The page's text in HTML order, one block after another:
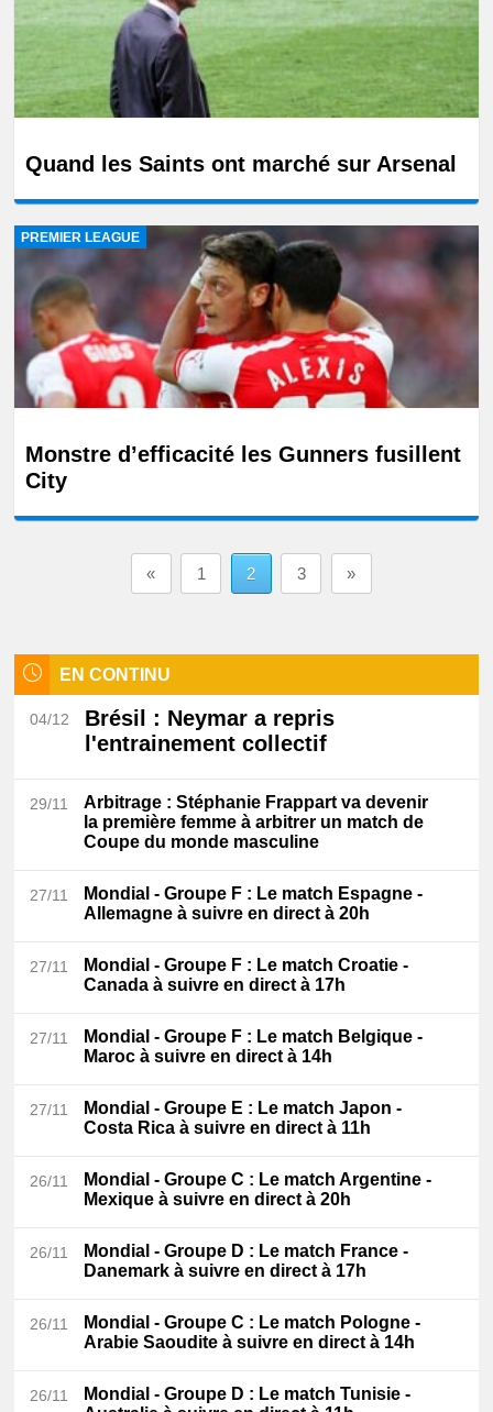
Quand les Saints ont marché sur Arsenal
Monstre d’efficacité les Gunners fusillent
City
PREMIER LEAGUE
« 1 2 3 »
EN CONTINU
04/12 Brésil
: Neymar a repris
l'entrainement collectif
29/11 Arbitrage : Stéphanie Frappart va devenir
la première femme à arbitrer un match de
Coupe du monde masculine
27/11 Mondial - Groupe F : Le match Espagne -
Allemagne à suivre en direct à 20h
27/11 Mondial - Groupe F : Le match Croatie -
Canada à suivre en direct à 17h
27/11 Mondial - Groupe F : Le match Belgique -
Maroc à suivre en direct à 14h
27/11 Mondial - Groupe E : Le match Japon -
Costa Rica à suivre en direct à 11h
26/11 Mondial - Groupe C : Le match Argentine -
Mexique à suivre en direct à 20h
26/11 Mondial - Groupe D : Le match France -
Danemark à suivre en direct à 17h
26/11 Mondial - Groupe C : Le match Pologne -
Arabie Saoudite à suivre en direct à 14h
26/11 Mondial - Groupe D : Le match Tunisie -